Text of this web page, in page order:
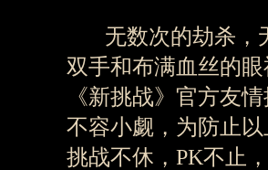
无数次的劫杀，
双手和布满血丝的
《新挑战》官方友
不容小觑，为防止
挑战不休，PK不止